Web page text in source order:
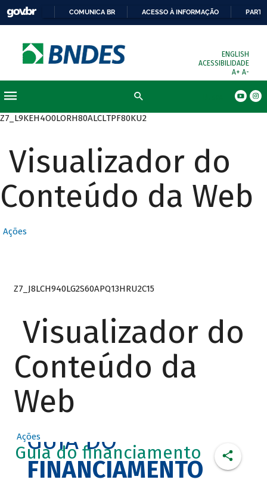
COMUNICA BR ACESSO À INFORMAÇÃO
ENGLISH
ACESSIBILIDADE
A+ A-
Z7_L9KEH4O0LORH80ALCLTPF80KU2
Visualizador do
Conteúdo da Web
Ações
Z7_J8LCH940LG2S60APQ13HRU2C15
Visualizador do
Conteúdo da
Web
Ações
Guia do financiamento
GUIA DO
FINANCIAMENTO